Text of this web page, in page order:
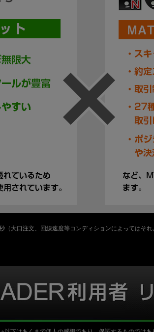
（大口注文、回線速度等コンディションによってはそ